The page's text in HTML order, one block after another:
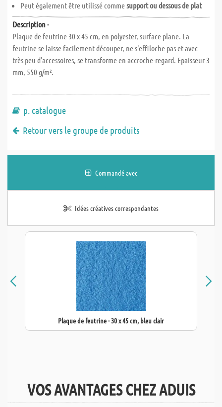
Peut également être utilissé commesupport ou dessous de plat
Description -
Plaque de feutrine 30 x 45 cm, en polyester, surface plane. La
feutrine se laisse facilement découper, ne s'effiloche pas et avec
très peu d'accessoires, se transforme en accroche-regard. Epaisseur 3
mm, 550 g/m².
p. catalogue
Retour vers le groupe de produits
Commandé avec
Idées créatives correspondantes
Plaque de feutrine - 30 x 45 cm, bleu clair
VOS AVANTAGES CHEZ ADUIS